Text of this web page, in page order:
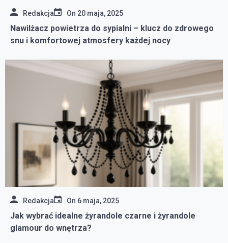
Redakcja On 20 maja, 2025
Nawilżacz powietrza do sypialni – klucz do zdrowego
snu i komfortowej atmosfery każdej nocy
Redakcja On 6 maja, 2025
Jak wybrać idealne żyrandole czarne i żyrandole
glamour do wnętrza?